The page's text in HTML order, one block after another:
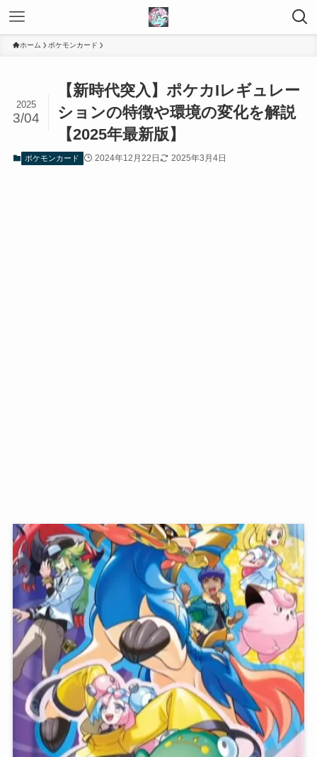
ホーム ポケモンカード
【新時代突入】ポケカIレギュレー
ションの特徴や環境の変化を解説
【2025年最新版】
2025
3/04
ポケモンカード 2024年12月22日 2025年3月4日